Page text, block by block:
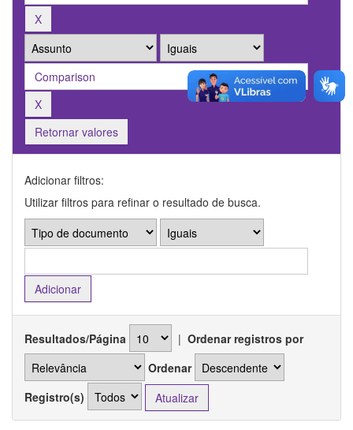
Retornar valores
Adicionar filtros:
Utilizar filtros para refinar o resultado de busca.
Resultados/Página | Ordenar registros por
Ordenar
Registro(s)